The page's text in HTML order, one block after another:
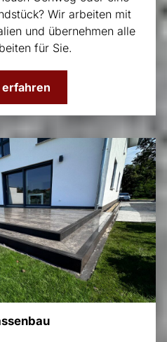
Wir arbeiten mit
und übernehmen alle
für Sie.